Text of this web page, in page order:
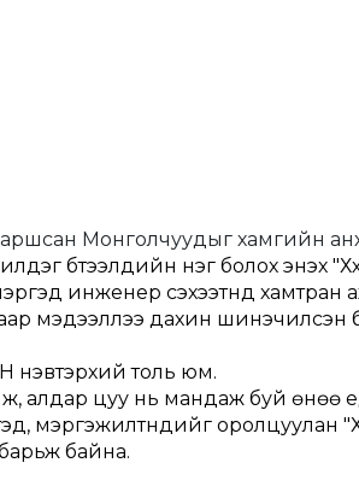
Монголчуудыг хамгийн
бүтээлүүдийн нэг болох энэхүү
инженер сэхээтнүүд
мэдээллээ дахин
нэвтэрхий толь юм.
алдар цуу нь мандаж буй өнөө
мэргэжилтнүүдийг оролцуулан
байна.